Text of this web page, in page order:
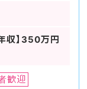
収】350万円
歓迎